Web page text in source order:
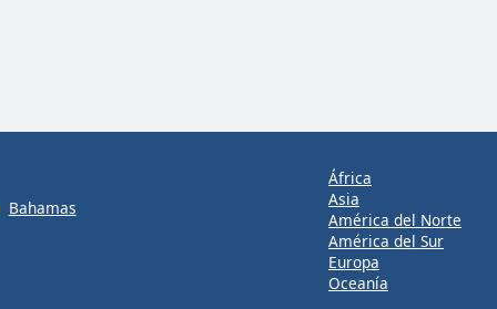
Bahamas
África
Asia
América del Norte
América del Sur
Europa
Oceanía